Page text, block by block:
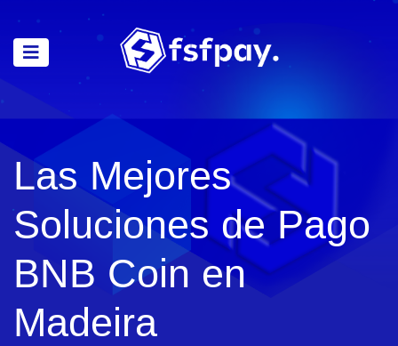
Las Mejores
Soluciones de Pago
BNB Coin en
Madeira